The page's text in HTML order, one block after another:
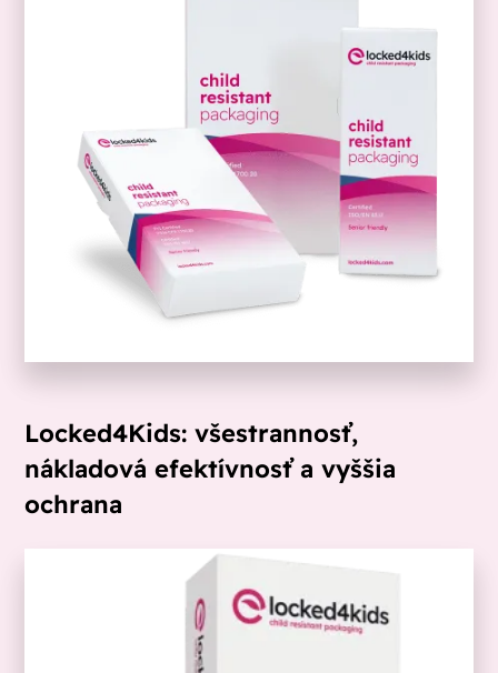
Locked4Kids: všestrannosť,
nákladová efektívnosť a vyššia
ochrana